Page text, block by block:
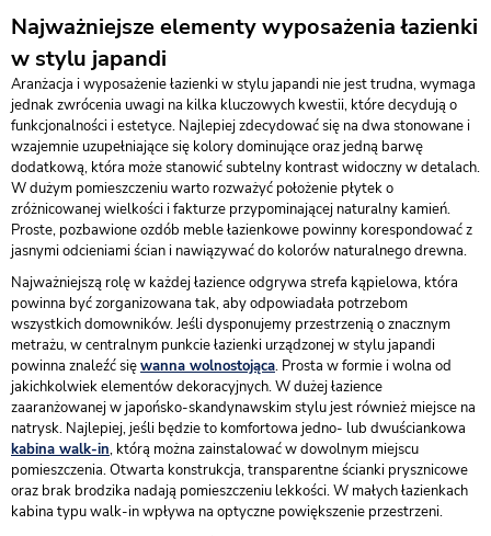
Najważniejsze elementy wyposażenia łazienki
w stylu japandi
Aranżacja i wyposażenie łazienki w stylu japandi nie jest trudna, wymaga
jednak zwrócenia uwagi na kilka kluczowych kwestii, które decydują o
funkcjonalności i estetyce. Najlepiej zdecydować się na dwa stonowane i
wzajemnie uzupełniające się kolory dominujące oraz jedną barwę
dodatkową, która może stanowić subtelny kontrast widoczny w detalach.
W dużym pomieszczeniu warto rozważyć położenie płytek o
zróżnicowanej wielkości i fakturze przypominającej naturalny kamień.
Proste, pozbawione ozdób meble łazienkowe powinny korespondować z
jasnymi odcieniami ścian i nawiązywać do kolorów naturalnego drewna.
Najważniejszą rolę w każdej łazience odgrywa strefa kąpielowa, która
powinna być zorganizowana tak, aby odpowiadała potrzebom
wszystkich domowników. Jeśli dysponujemy przestrzenią o znacznym
metrażu, w centralnym punkcie łazienki urządzonej w stylu japandi
powinna znaleźć sięwanna wolnostojąca. Prosta w formie i wolna od
jakichkolwiek elementów dekoracyjnych. W dużej łazience
zaaranżowanej w japońsko-skandynawskim stylu jest również miejsce na
natrysk. Najlepiej, jeśli będzie to komfortowa jedno- lub dwuściankowa
kabina walk-in, którą można zainstalować w dowolnym miejscu
pomieszczenia. Otwarta konstrukcja, transparentne ścianki prysznicowe
oraz brak brodzika nadają pomieszczeniu lekkości. W małych łazienkach
kabina typu walk-in wpływa na optyczne powiększenie przestrzeni.